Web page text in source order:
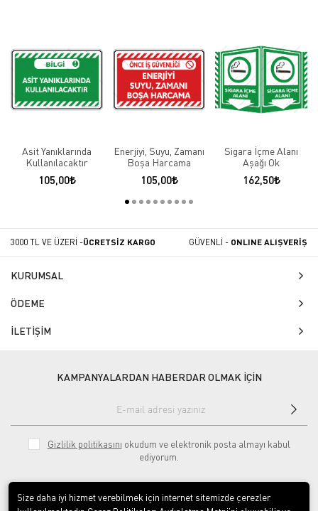
Asit Yanıklarında
Kullanılacaktır
105,00
Enerjiyi, Suyu, Zamanı
Boşa Harcama
105,00
Sigara İçme Alanı
Aşağı Ok
162,50
3000 TL VE ÜZERİ -ÜCRETSİZ KARGO GÜVENLİ - ONLINE ALIŞVERİŞ
KURUMSAL
ÖDEME
İLETİŞİM
KAMPANYALARDAN HABERDAR OLMAK İÇİN
Gizlilik politikasını okudum ve elektronik posta almayı kabul
ediyorum.
Size daha iyi hizmet verebilmek için internet sitemizde çerezler